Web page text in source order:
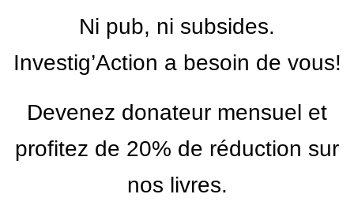
Ni pub, ni subsides.
Investig’Action a besoin de vous!
Devenez donateur mensuel et
profitez de 20% de réduction sur
nos livres.